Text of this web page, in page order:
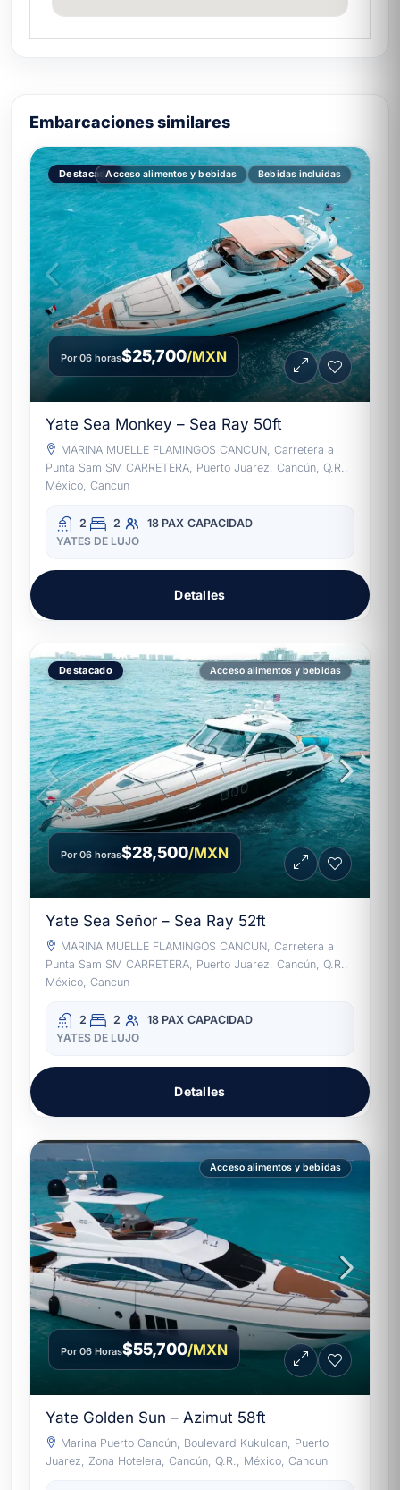
Embarcaciones similares
DestacadoAcceso alimentos y bebidas Bebidas incluidas
Por 06 horas$25,700/MXN
Yate Sea Monkey – Sea Ray 50ft
MARINA MUELLE FLAMINGOS CANCUN, Carretera a
Punta Sam SM CARRETERA, Puerto Juarez, Cancún, Q.R.,
México, Cancun
2 2 18 PAX CAPACIDAD
YATES DE LUJO
Detalles
Destacado Acceso alimentos y bebidas
Por 06 horas$28,500/MXN
Yate Sea Señor – Sea Ray 52ft
MARINA MUELLE FLAMINGOS CANCUN, Carretera a
Punta Sam SM CARRETERA, Puerto Juarez, Cancún, Q.R.,
México, Cancun
2 2 18 PAX CAPACIDAD
YATES DE LUJO
Detalles
Acceso alimentos y bebidas
Por 06 Horas$55,700/MXN
Yate Golden Sun – Azimut 58ft
Marina Puerto Cancún, Boulevard Kukulcan, Puerto
Juarez, Zona Hotelera, Cancún, Q.R., México, Cancun